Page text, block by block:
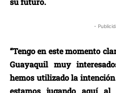
-
“Tengo en este momento
Guayaquil muy
hemos utilizado la
estamos jugando aquí